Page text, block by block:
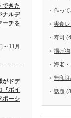
できた
ナルデ
ーチを
～11月
がドデ
『ボイ
ポーシ
作って
実食レ
寿司
揚げ物
海老
無印良
話題